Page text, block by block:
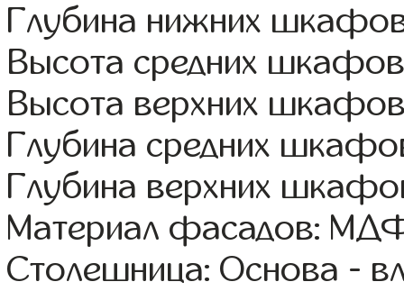
Глубина нижних
Высота средних
Высота верхних
Глубина средних
Глубина верхних
Материал фасадов:
Столешница: Основа -